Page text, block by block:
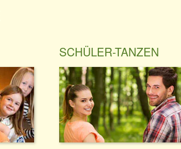
SCHÜLER-TANZEN